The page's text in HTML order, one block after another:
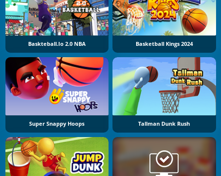
Baskteball.io 2.0 NBA Basketball Kings 2024
Super Snappy Hoops Tallman Dunk Rush